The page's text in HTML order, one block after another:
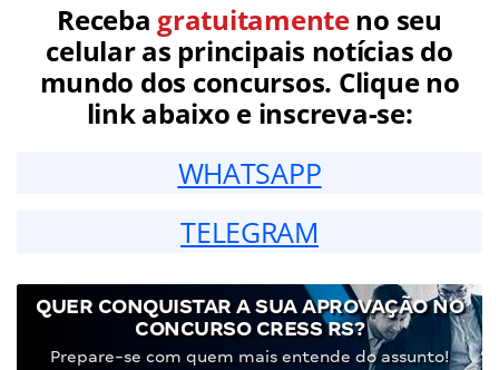
Receba gratuitamenteno seu
celular as principais notícias do
mundo dos concursos. Clique no
link abaixo e inscreva-se:
WHATSAPP
TELEGRAM
QUER CONQUISTAR A SUA APROVAÇÃO NO
CONCURSO CRESS RS?
Prepare-se com quem mais entende do assunto!